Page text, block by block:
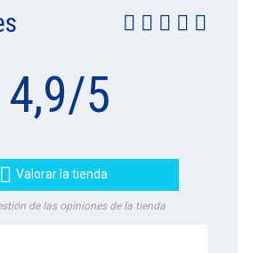
4,9/5
 Valorar la tienda
de las opiniones de la tienda